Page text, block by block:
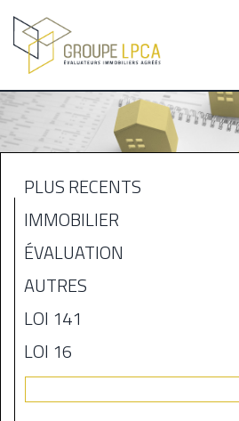
Aller
au
contenu
Main
navigation
MENU
BLOGUE
PLUS RÉCENTS
IMMOBILIER
ÉVALUATION
AUTRES
LOI 141
LOI 16